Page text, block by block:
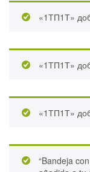
«1ТП1Т»
«1ТП1Т»
«1ТП1Т»
“Bandeja